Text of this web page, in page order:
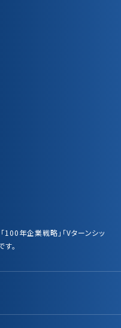
100年企業戦略」「Vターンシッ
。